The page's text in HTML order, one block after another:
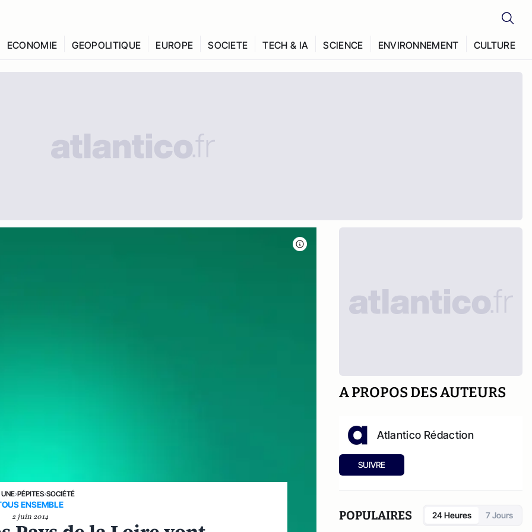
ECONOMIE GEOPOLITIQUE EUROPE SOCIETE TECH & IA SCIENCE ENVIRONNEMENT CULTURE
›PÉPITES›SOCIÉTÉ
ENSEMBLE
2 juin 2014
A PROPOS DES AUTEURS
Atlantico Rédaction
SUIVRE
POPULAIRES 24 Heures 7 Jours